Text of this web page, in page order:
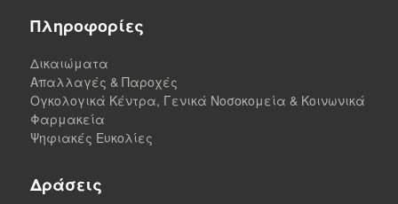
Πληροφορίες
Δικαιώματα
Απαλλαγές & Παροχές
Ογκολογικά Κέντρα, Γενικά Νοσοκομεία & Κοινωνικά
Φαρμακεία
Ψηφιακές Ευκολίες
Δράσεις